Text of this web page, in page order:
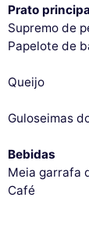
Prato
Supremo de
Papelote de
Queijo
Guloseimas
Bebidas
Meia garrafa
Café